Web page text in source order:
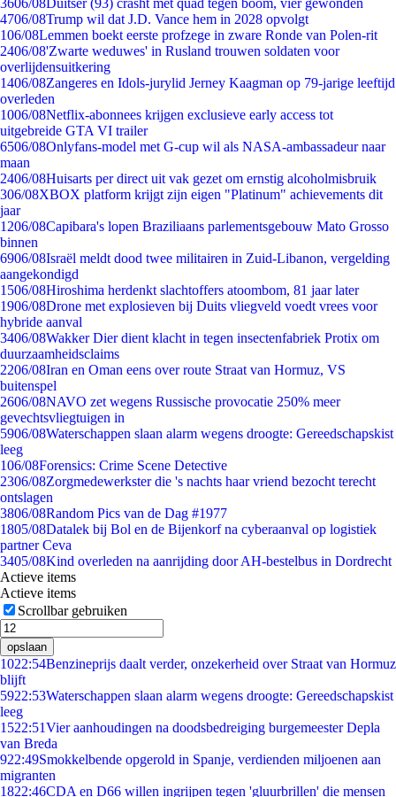
3606/08Duitser (93) crasht met quad tegen boom, vier gewonden
4706/08Trump wil dat J.D. Vance hem in 2028 opvolgt
106/08Lemmen boekt eerste profzege in zware Ronde van Polen-rit
2406/08'Zwarte weduwes' in Rusland trouwen soldaten voor
overlijdensuitkering
1406/08Zangeres en Idols-jurylid Jerney Kaagman op 79-jarige leeftijd
overleden
1006/08Netflix-abonnees krijgen exclusieve early access tot
uitgebreide GTA VI trailer
6506/08Onlyfans-model met G-cup wil als NASA-ambassadeur naar
maan
2406/08Huisarts per direct uit vak gezet om ernstig alcoholmisbruik
306/08XBOX platform krijgt zijn eigen "Platinum" achievements dit
jaar
1206/08Capibara's lopen Braziliaans parlementsgebouw Mato Grosso
binnen
6906/08Israël meldt dood twee militairen in Zuid-Libanon, vergelding
aangekondigd
1506/08Hiroshima herdenkt slachtoffers atoombom, 81 jaar later
1906/08Drone met explosieven bij Duits vliegveld voedt vrees voor
hybride aanval
3406/08Wakker Dier dient klacht in tegen insectenfabriek Protix om
duurzaamheidsclaims
2206/08Iran en Oman eens over route Straat van Hormuz, VS
buitenspel
2606/08NAVO zet wegens Russische provocatie 250% meer
gevechtsvliegtuigen in
5906/08Waterschappen slaan alarm wegens droogte: Gereedschapskist
leeg
106/08Forensics: Crime Scene Detective
2306/08Zorgmedewerkster die 's nachts haar vriend bezocht terecht
ontslagen
3806/08Random Pics van de Dag #1977
1805/08Datalek bij Bol en de Bijenkorf na cyberaanval op logistiek
partner Ceva
3405/08Kind overleden na aanrijding door AH-bestelbus in Dordrecht
Actieve items
Actieve items
Scrollbar gebruiken
opslaan
1022:54Benzineprijs daalt verder, onzekerheid over Straat van Hormuz
blijft
5922:53Waterschappen slaan alarm wegens droogte: Gereedschapskist
leeg
1522:51Vier aanhoudingen na doodsbedreiging burgemeester Depla
van Breda
922:49Smokkelbende opgerold in Spanje, verdienden miljoenen aan
migranten
1822:46CDA en D66 willen ingrijpen tegen 'gluurbrillen' die mensen